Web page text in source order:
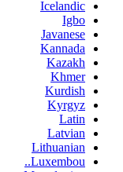
Icelandic
Igbo
Javanese
Kannada
Kazakh
Khmer
Kurdish
Kyrgyz
Latin
Latvian
Lithuanian
Luxembou..